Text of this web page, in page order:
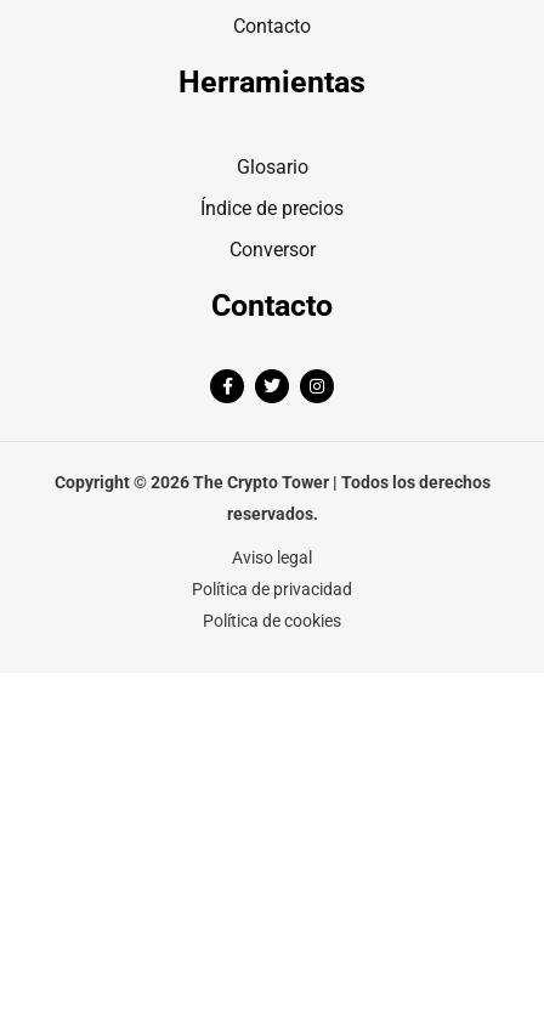
Contacto
Herramientas
Glosario
Índice de precios
Conversor
Contacto
F
a
o
-
T
w
r
I
n
r
m
Copyright © 2026 The Crypto Tower | Todos los derechos
reservados.
Aviso legal
Política de privacidad
Política de cookies